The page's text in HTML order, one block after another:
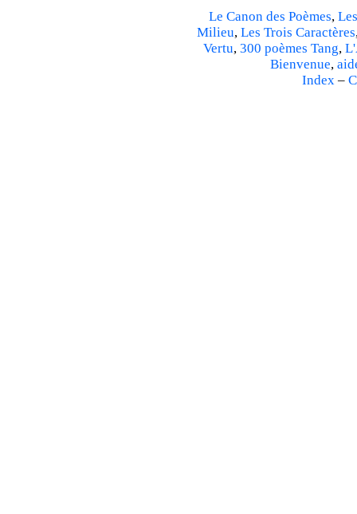
Le Canon des Poèmes,
Milieu, Les Trois Caractères
Vertu, 300 poèmes Tang,
Bienvenue,
Index–